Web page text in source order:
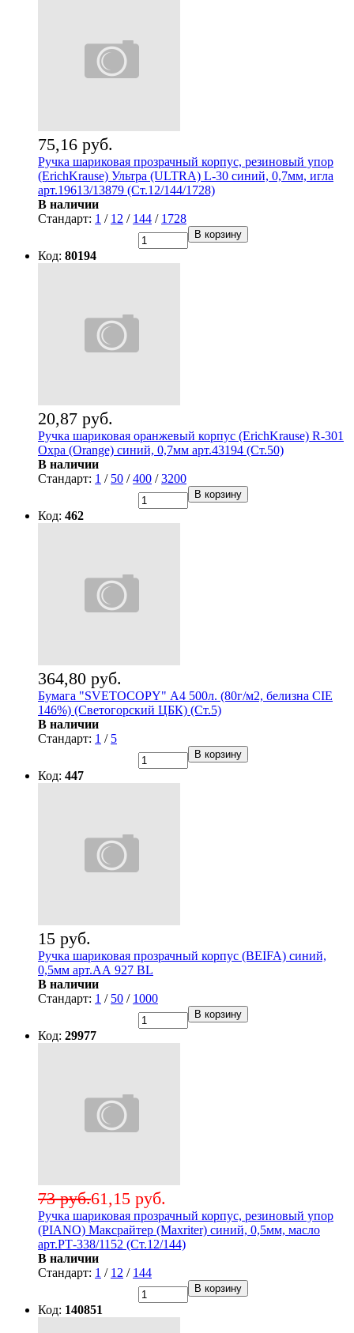
75,16 руб.
Ручка шариковая прозрачный корпус, резиновый упор
(ErichKrause) Ультра (ULTRA) L-30 синий, 0,7мм, игла
арт.19613/13879 (Ст.12/144/1728)
В наличии
Стандарт: 1 / 12 / 144 / 1728
В корзину
Код: 80194
20,87 руб.
Ручка шариковая оранжевый корпус (ErichKrause) R-301
Охра (Orange) синий, 0,7мм арт.43194 (Ст.50)
В наличии
Стандарт: 1 / 50 /400 /3200
В корзину
Код: 462
364,80 руб.
Бумага "SVETOCOPY" А4 500л. (80г/м2, белизна CIE
146%) (Светогорский ЦБК) (Ст.5)
В наличии
Стандарт: 1 / 5
В корзину
Код: 447
15 руб.
Ручка шариковая прозрачный корпус (BEIFA) синий,
0,5мм арт.АА 927 BL
В наличии
Стандарт: 1 / 50 / 1000
В корзину
Код: 29977
61,15 руб.
73 руб.
Ручка шариковая прозрачный корпус, резиновый упор
(PIANO) Максрайтер (Maxriter) синий, 0,5мм, масло
арт.РТ-338/1152 (Ст.12/144)
В наличии
Стандарт: 1 / 12 / 144
В корзину
Код: 140851